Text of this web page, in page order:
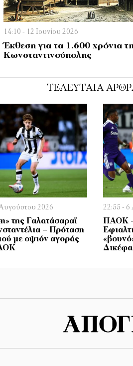
14:10 - 12 Ιουνίου 2026
Έκθεση για τα 1.600 χρόνια
Κωνσταντινούπολης
ΤΕΛΕΥΤΑΊΑ
2026
της Γαλατάσαραϊ
– Πρόταση
με οψιόν αγοράς
22:55 - 6
ΠΑΟΚ –